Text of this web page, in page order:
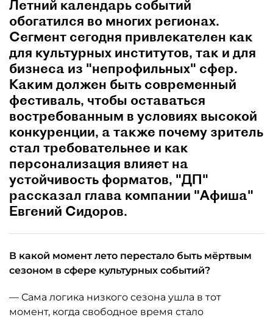
Летний календарь событий
обогатился во многих регионах.
Сегмент сегодня привлекателен как
для культурных институтов, так и для
бизнеса из "непрофильных" сфер.
Каким должен быть современный
фестиваль, чтобы оставаться
востребованным в условиях высокой
конкуренции, а также почему зритель
стал требовательнее и как
персонализация влияет на
устойчивость форматов, "ДП"
рассказал глава компании "Афиша"
Евгений Сидоров.
В какой момент лето перестало быть мёртвым
сезоном в сфере культурных событий?
— Сама логика низкого сезона ушла в тот
момент, когда свободное время стало